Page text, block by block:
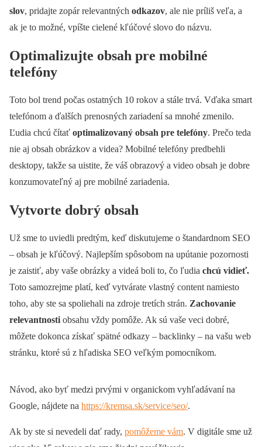
slov, pridajte zopár relevantných odkazov, ale nie príliš veľa, a
ak je to možné, vpíšte cielené kľúčové slovo do názvu.
Optimalizujte obsah pre mobilné
telefóny
Toto bol trend počas ostatných 10 rokov a stále trvá. Vďaka smart
telefónom a ďalších prenosných zariadení sa mnohé zmenilo.
Ľudia chcú čítať optimalizovaný obsah pre telefóny. Prečo teda
nie aj obsah obrázkov a videa? Mobilné telefóny predbehli
desktopy, takže sa uistite, že váš obrazový a video obsah je dobre
konzumovateľný aj pre mobilné zariadenia.
Vytvorte dobrý obsah
Už sme to uviedli predtým, keď diskutujeme o štandardnom SEO
– obsah je kľúčový. Najlepším spôsobom na upútanie pozornosti
je zaistiť, aby vaše obrázky a videá boli to, čo ľudia chcú vidieť.
Toto samozrejme platí, keď vytvárate vlastný content namiesto
toho, aby ste sa spoliehali na zdroje tretích strán. Zachovanie
relevantnosti obsahu vždy pomôže. Ak sú vaše veci dobré,
môžete dokonca získať spätné odkazy – backlinky – na vašu web
stránku, ktoré sú z hľadiska SEO veľkým pomocníkom.
Návod, ako byť medzi prvými v organickom vyhľadávaní na
Google, nájdete na https://kremsa.sk/service/seo/.
Ak by ste si nevedeli dať rady, pomôžeme vám. V digitále sme už